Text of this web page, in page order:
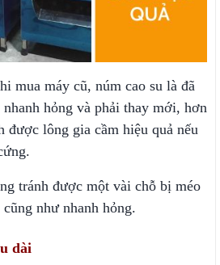
mua máy cũ, núm cao su là đã
hỏng và phải thay mới, hơn
được lông gia cầm hiệu quả nếu
tránh được một vài chỗ bị méo
như nhanh hỏng.
dài